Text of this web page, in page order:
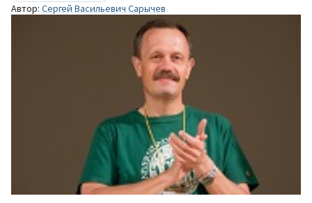
Автор: Сергей Васильевич Сарычев